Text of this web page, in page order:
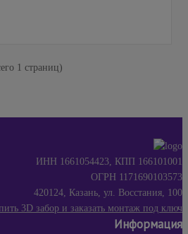
1 страниц)
ИНН 1661054423, КПП 166101001
ОГРН 1171690103573
420124, Казань, ул. Восстания, 100
3D забор и заказать монтаж под ключ
Информация